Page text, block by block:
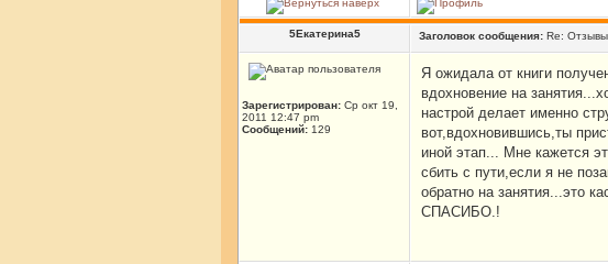
5Екатерина5 Заголовок сообщения: Re:
Зарегистрирован: Ср окт 19,
2011 12:47 pm
Сообщений: 129
Я ожидала от книги
вдохновение на
настрой делает именно
вот,вдохновившись,ты
иной этап... Мне кажется
сбить с пути,если я не
обратно на занятия...это
СПАСИБО.!